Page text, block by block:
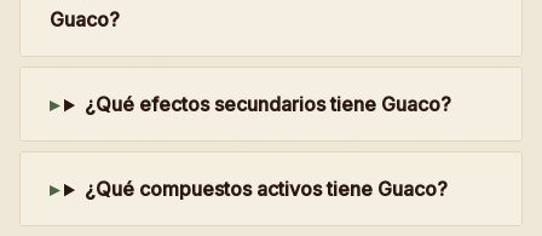
Guaco?
¿Qué efectos secundarios tiene Guaco?
¿Qué compuestos activos tiene Guaco?